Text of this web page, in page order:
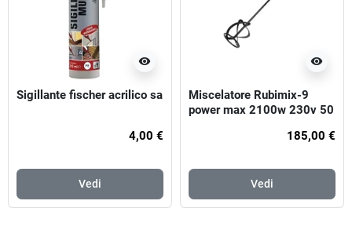
visibility
Sigillante fischer acrilico sa
4,00 €
Vedi
visibility
Miscelatore Rubimix-9
power max 2100w 230v 50
185,00 €
Vedi